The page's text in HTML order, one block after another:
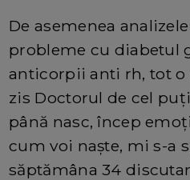
De asemenea
probleme cu diabetul
anticorpii anti rh, tot o
zis Doctorul de cel
până nasc, încep
cum voi naște, mi s-a
săptămâna 34